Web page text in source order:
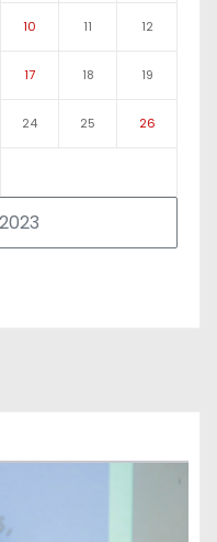
10 11 12
17 18 19
24 25 26